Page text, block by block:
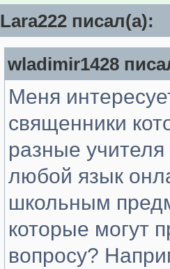
Lara222 писал(а):
wladimir1428
Меня
священники
разные
любой язык
школьным
которые могут
вопросу?